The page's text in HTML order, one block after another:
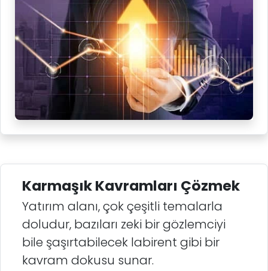
Karmaşık Kavramları Çözmek
Yatırım alanı, çok çeşitli temalarla
doludur, bazıları zeki bir gözlemciyi
bile şaşırtabilecek labirent gibi bir
kavram dokusu sunar.